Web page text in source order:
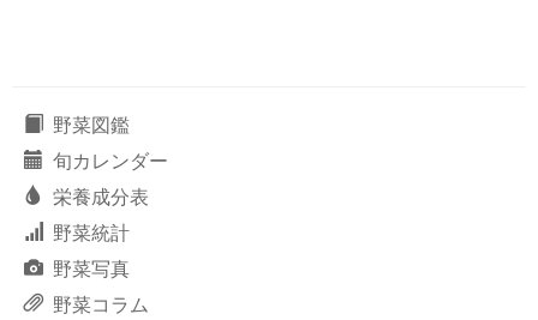
野菜図鑑
旬カレンダー
栄養成分表
野菜統計
野菜写真
野菜コラム